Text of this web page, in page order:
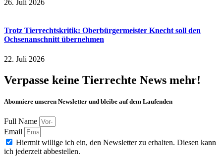
26. Juli 2026
Trotz Tierrechtskritik: Oberbürgermeister Knecht soll den
Ochsenanschnitt übernehmen
22. Juli 2026
Verpasse keine Tierrechte News mehr!
Abonniere unseren Newsletter und bleibe auf dem Laufenden
Full Name
Email
Hiermit willige ich ein, den Newsletter zu erhalten. Diesen kann
ich jederzeit abbestellen.